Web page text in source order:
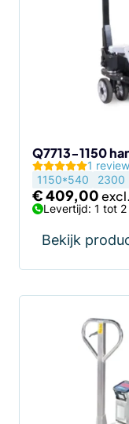
Q7713-1150
1 review
1150*540
2300
€409,00
Levertijd: 1 tot
Bekijk